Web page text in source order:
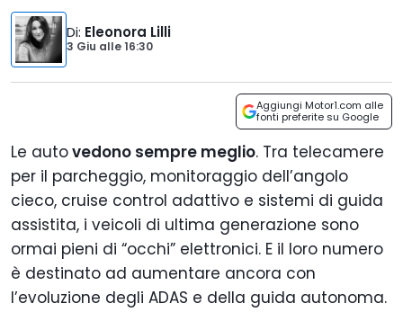
Di: Eleonora Lilli
3 Giu alle16:30
Aggiungi Motor1.com alle
fonti preferite su Google
Le autovedono sempre meglio. Tra telecamere
per il parcheggio, monitoraggio dell’angolo
cieco, cruise control adattivo e sistemi di guida
assistita, i veicoli di ultima generazione sono
ormai pieni di “occhi” elettronici. E il loro numero
è destinato ad aumentare ancora con
l’evoluzione degli ADAS e della guida autonoma.